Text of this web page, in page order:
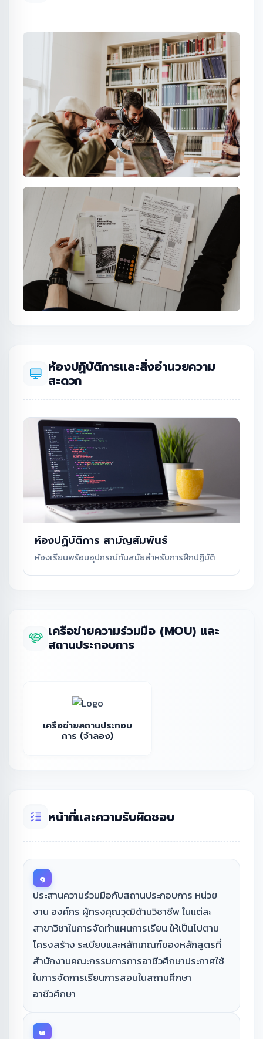
ห้องปฏิบัติการและสิ่งอำนวยความ
สะดวก
ห้องปฏิบัติการ สามัญสัมพันธ์
ห้องเรียนพร้อมอุปกรณ์ทันสมัยสำหรับการฝึกปฏิบัติ
เครือข่ายความร่วมมือ (MOU) และ
สถานประกอบการ
เครือข่ายสถานประกอบ
การ (จำลอง)
หน้าที่และความรับผิดชอบ
๑
ประสานความร่วมมือกับสถานประกอบการ หน่วย
งาน องค์กร ผู้ทรงคุณวุฒิด้านวิชาชีพ ในแต่ละ
สาขาวิชาในการจัดทำแผนการเรียน ให้เป็นไปตาม
โครงสร้าง ระเบียบและหลักเกณฑ์ของหลักสูตรที่
สำนักงานคณะกรรมการการอาชีวศึกษาประกาศใช้
ในการจัดการเรียนการสอนในสถานศึกษา
อาชีวศึกษา
๒